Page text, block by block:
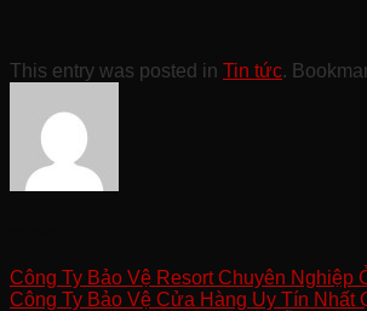
This entry was posted in Tin tức.
Công Ty Bảo Vệ Resort Chuyên Nghiệp
Công Ty Bảo Vệ Cửa Hàng Uy Tín Nhất